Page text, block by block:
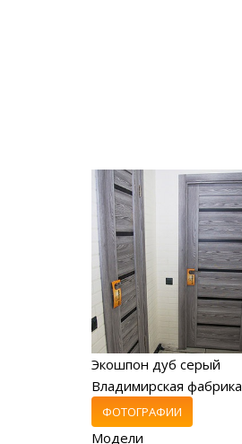
Экошпон дуб серый
Владимирская фабрика
ФОТОГРАФИИ
Модели